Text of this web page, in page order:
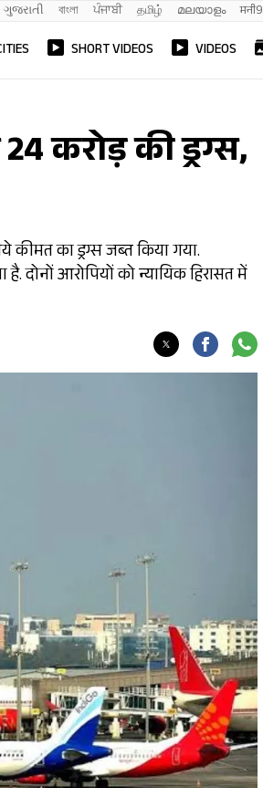
ગુજરાતી বাংলা ਪੰਜਾਬੀ தமிழ் മലയാളം मनी9
SHORT VIDEOS VIDEOS
करोड़ की ड्रग्स,
का ड्रग्स जब्त किया गया.
दोनों आरोपियों को न्यायिक हिरासत में